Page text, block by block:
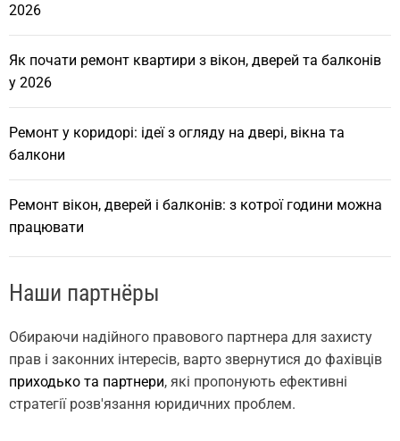
2026
Як почати ремонт квартири з вікон, дверей та балконів
у 2026
Ремонт у коридорі: ідеї з огляду на двері, вікна та
балкони
Ремонт вікон, дверей і балконів: з котрої години можна
працювати
Наши партнёры
Обираючи надійного правового партнера для захисту
прав і законних інтересів, варто звернутися до фахівців
приходько та партнери, які пропонують ефективні
стратегії розв'язання юридичних проблем.